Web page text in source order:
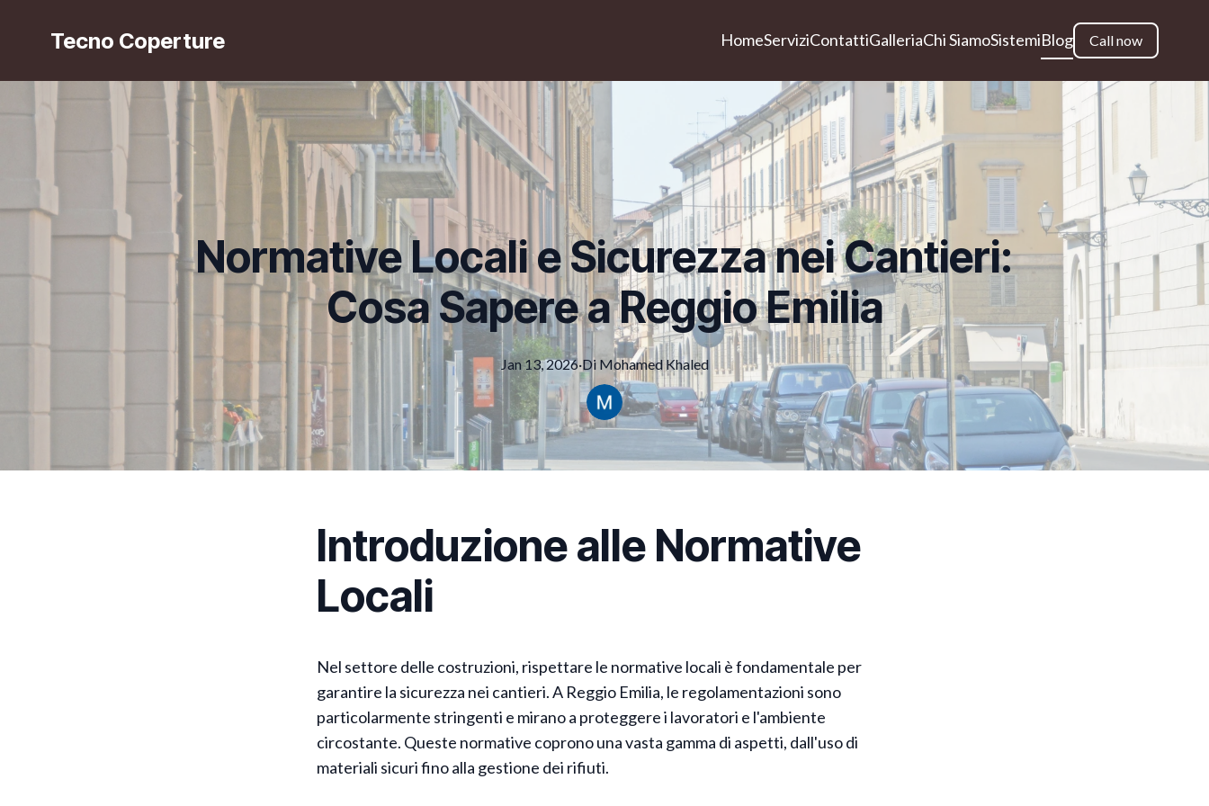
Tecno Coperture HomeServiziContattiGalleriaChi SiamoSistemiBlog Call now
Normative Locali e Sicurezza nei Cantieri:
Cosa Sapere a Reggio Emilia
Jan 13, 2026·Di Mohamed Khaled
Introduzione alle Normative
Locali
Nel settore delle costruzioni, rispettare le normative locali è fondamentale per
garantire la sicurezza nei cantieri. A Reggio Emilia, le regolamentazioni sono
particolarmente stringenti e mirano a proteggere i lavoratori e l'ambiente
circostante. Queste normative coprono una vasta gamma di aspetti, dall'uso di
materiali sicuri fino alla gestione dei rifiuti.